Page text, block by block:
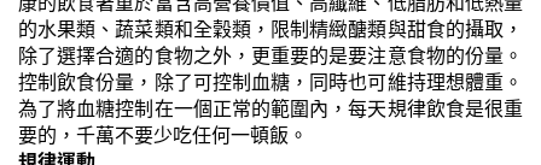
的水果類、蔬菜類和全穀類，限制精緻醣類與甜食的攝取，
除了選擇合適的食物之外，更重要的是要注意食物的份量。
控制飲食份量，除了可控制血糖，同時也可維持理想體重。
為了將血糖控制在一個正常的範圍內，每天規律飲食是很重
要的，千萬不要少吃任何一頓飯。